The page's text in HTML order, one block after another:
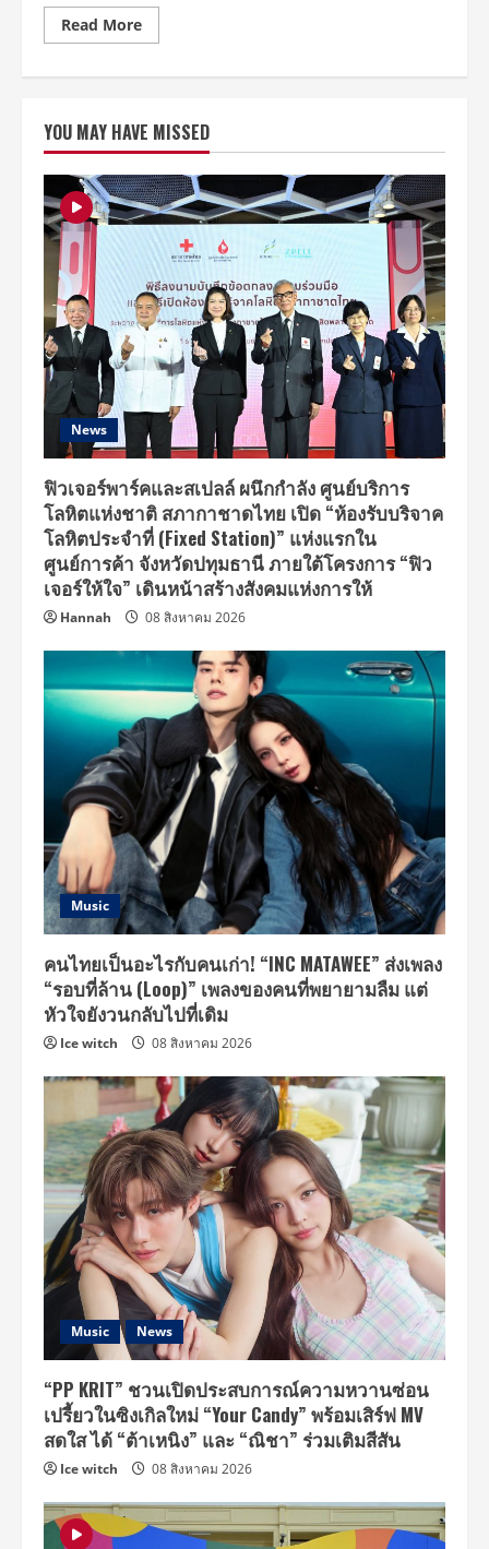
Read MoreRead
more
สุด
พิเศษ
และ
เตรียม
เพลง
กว่า
10
เพลง
เพื่อ
แฟน
เพลง
ใน
“YDPP
LOVE
IT
LIVE
IT
IN
BANGKOK
2018”
พลาด
แล้ว
เลย!!
YOU MAY HAVE MISSED
News
ฟิวเจอร์พาร์คและสเปลล์ ผนึกกำลัง ศูนย์บริการ
โลหิตแห่งชาติ สภากาชาดไทย เปิด “ห้องรับบริจาค
โลหิตประจำที่ (Fixed Station)” แห่งแรกใน
ศูนย์การค้า จังหวัดปทุมธานี ภายใต้โครงการ “ฟิว
เจอร์ให้ใจ” เดินหน้าสร้างสังคมแห่งการให้
Hannah 08 สิงหาคม 2026
Music
คนไทยเป็นอะไรกับคนเก่า! “INC MATAWEE” ส่งเพลง
“รอบที่ล้าน (Loop)” เพลงของคนที่พยายามลืม แต่
หัวใจยังวนกลับไปที่เดิม
Ice witch 08 สิงหาคม 2026
Music News
“PP KRIT” ชวนเปิดประสบการณ์ความหวานซ่อน
เปรี้ยวในซิงเกิลใหม่ “Your Candy” พร้อมเสิร์ฟ MV
สดใส ได้ “ต้าเหนิง” และ “ณิชา” ร่วมเติมสีสัน
Ice witch 08 สิงหาคม 2026